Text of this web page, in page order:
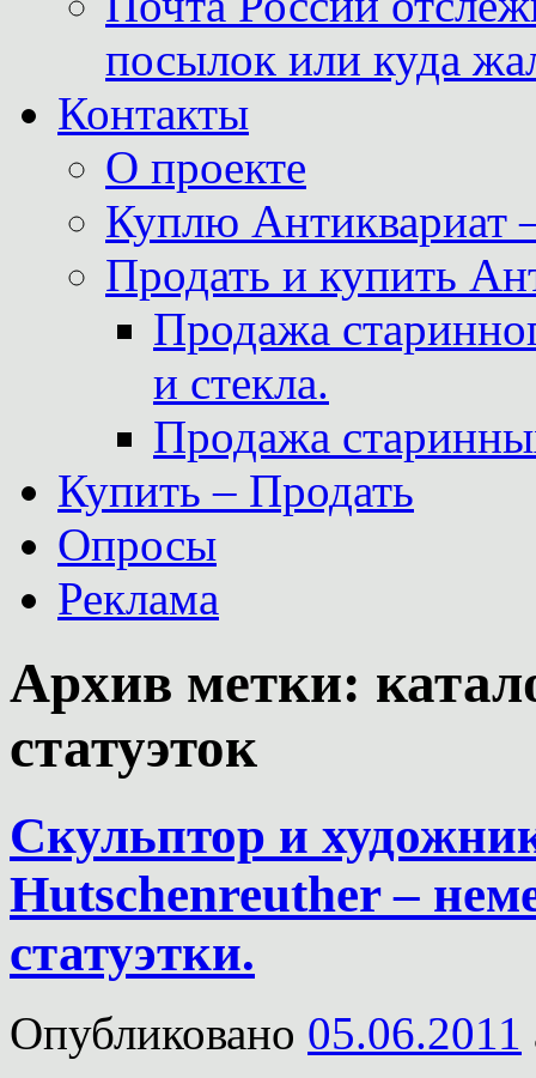
посылок или куда
Контакты
О проекте
Куплю Антиквариат
Продать и купить
Продажа
и стекла.
Продажа
Купить – Продать
Опросы
Реклама
Архив метки:
статуэток
Скульптор и
Hutschenreuther –
статуэтки.
Опубликовано 05.06.2011